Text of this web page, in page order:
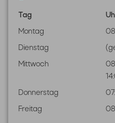
Tag
Montag
Dienstag
Mittwoch
Donnerstag
Freitag